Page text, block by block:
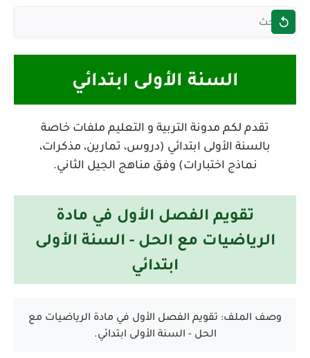
السنة الأولى ابتدائي
تقدم لكم مدونة التربية و التعليم ملفات خاصة
بالسنة الأولى ابتدائي (دروس، تمارين، مذكرات،
نماذج اختبارات) وفق مناهج الجيل الثاني.
تقويم الفصل الأول في مادة
الرياضيات مع الحل - السنة الأولى
ابتدائي
وصف الملف: تقويم الفصل الأول في مادة الرياضيات مع
الحل - السنة الأولى ابتدائي.